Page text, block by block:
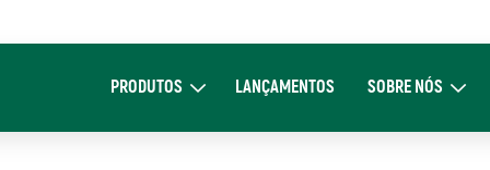
PRODUTOSExpand ProdutosLANÇAMENTOS SOBRE NÓS
Expand